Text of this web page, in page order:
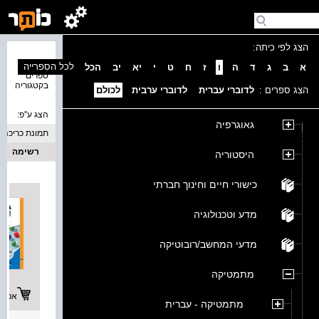
הצג לפי כיתה:
א
ב ג ד ה ו ז ח ט י יא יב הכל
הצג ספרים : לדוברי עברית לדוברי ערבית לכולם
גאוגרפיה
היסטוריה
כישורי חיים וחינוך חברתי
מדע וטכנולוגיה
מדעי המחשב/רובוטיקה
מתמטיקה
מתמטיקה - עברית
ספרים
בקטגוריה
לכל הספרייה
הצג ע''פ:
תמונת כריכה
רשימה